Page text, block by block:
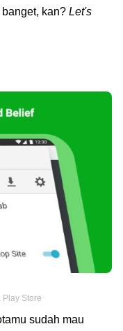
kan? Let's
Play Store
sudah mau